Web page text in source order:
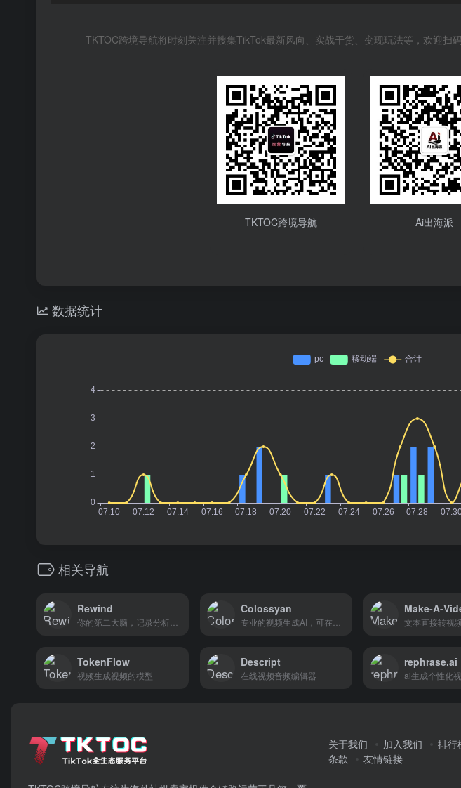
TKTOC跨境导航将时刻关注并搜集TikTok最新风向、实战干货、变现玩法等，欢迎扫
TKTOC跨境导航 Ai出海派
数据统计
相关导航
Rewind Colossyan Make-A-
TokenFlow
视频生成视频的模型
Descript
在线视频音频编辑器
rephrase.ai
ai生成个性化
关于我们 加入我们 排行
条款
友情链接